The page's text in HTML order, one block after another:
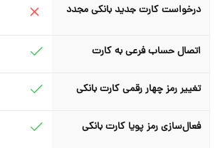
درخواست کارت جدید بانکی مجدد
اتصال حساب فرعی به کارت
تغییر رمز چهار رقمی کارت بانکی
فعال‌سازی رمز پویا کارت بانکی